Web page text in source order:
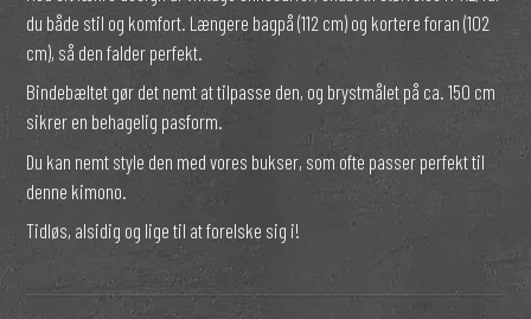
du både stil og komfort. Længere bagpå (112 cm) og kortere foran (102
cm), så den falder perfekt.
Bindebæltet gør det nemt at tilpasse den, og brystmålet på ca. 150 cm
sikrer en behagelig pasform.
Du kan nemt style den med vores bukser, som ofte passer perfekt til
denne kimono.
Tidløs, alsidig og lige til at forelske sig i!